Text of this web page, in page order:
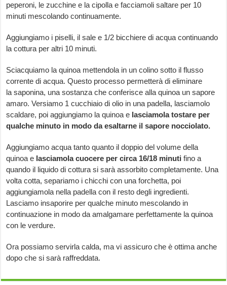
peperoni, le zucchine e la cipolla e facciamoli saltare per 10
minuti mescolando continuamente.
Aggiungiamo i piselli, il sale e 1/2 bicchiere di acqua continuando
la cottura per altri 10 minuti.
Sciacquiamo la quinoa mettendola in un colino sotto il flusso
corrente di acqua. Questo processo permetterà di eliminare
la saponina, una sostanza che conferisce alla quinoa un sapore
amaro. Versiamo 1 cucchiaio di olio in una padella, lasciamolo
scaldare, poi aggiungiamo la quinoa e lasciamola tostare per
qualche minuto in modo da esaltarne il sapore nocciolato.
Aggiungiamo acqua tanto quanto il doppio del volume della
quinoa e lasciamola cuocere per circa 16/18 minuti fino a
quando il liquido di cottura si sarà assorbito completamente. Una
volta cotta, separiamo i chicchi con una forchetta, poi
aggiungiamola nella padella con il resto degli ingredienti.
Lasciamo insaporire per qualche minuto mescolando in
continuazione in modo da amalgamare perfettamente la quinoa
con le verdure.
Ora possiamo servirla calda, ma vi assicuro che è ottima anche
dopo che si sarà raffreddata.